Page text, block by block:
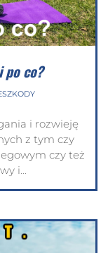
po co?
i rozwieję
z tym czy
czy też
i...